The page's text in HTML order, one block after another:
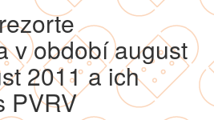
v období august
2011 a ich
PVRV